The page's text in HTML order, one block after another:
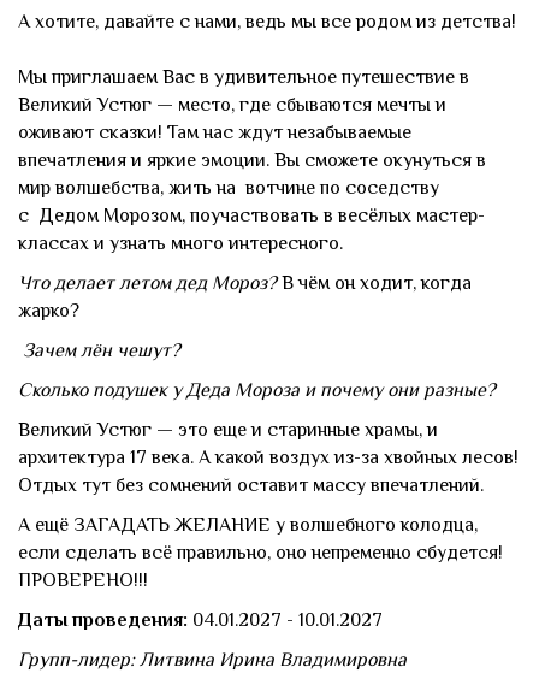
А хотите, давайте с нами, ведь мы все родом из детства!
Мы приглашаем Вас в удивительное путешествие в
Великий Устюг — место, где сбываются мечты и
оживают сказки! Там нас ждут незабываемые
впечатления и яркие эмоции. Вы сможете окунуться в
мир волшебства, жить на вотчине по соседству
с Дедом Морозом, поучаствовать в весёлых мастер-
классах и узнать много интересного.
Что делает летом дед Мороз?В чём он ходит, когда
жарко?
Зачем лён чешут?
Сколько подушек у Деда Мороза и почему они разные?
Великий Устюг — это еще и старинные храмы, и
архитектура 17 века. А какой воздух из-за хвойных лесов!
Отдых тут без сомнений оставит массу впечатлений.
А ещё ЗАГАДАТЬ ЖЕЛАНИЕ у волшебного колодца,
если сделать всё правильно, оно непременно сбудется!
ПРОВЕРЕНО!!!
Даты проведения: 04.01.2027 - 10.01.2027
Групп-лидер: Литвина Ирина Владимировна